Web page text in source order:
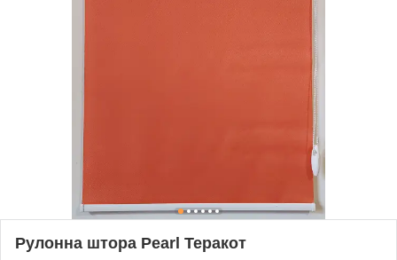
Рулонна штора Pearl Теракот